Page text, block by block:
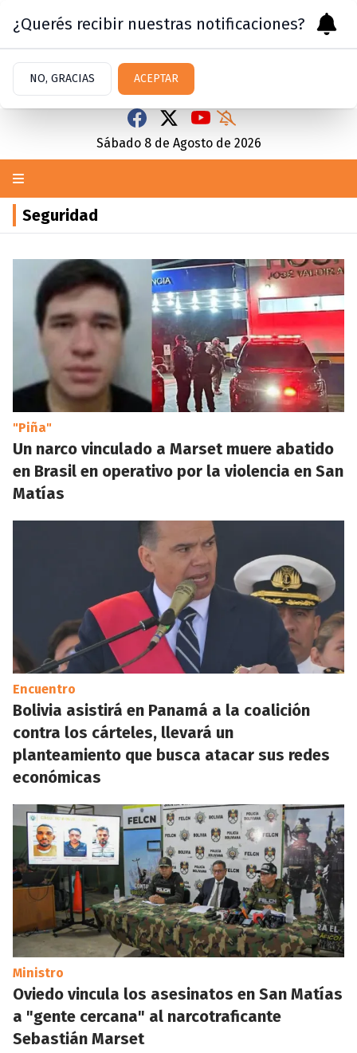
Sábado 8 de Agosto de 2026
Seguridad
"Piña"
Un narco vinculado a Marset muere abatido
en Brasil en operativo por la violencia en San
Matías
Encuentro
Bolivia asistirá en Panamá a la coalición
contra los cárteles, llevará un
planteamiento que busca atacar sus redes
económicas
Ministro
Oviedo vincula los asesinatos en San Matías
a "gente cercana" al narcotraficante
Sebastián Marset
¿Querés recibir nuestras notificaciones?
NO, GRACIAS ACEPTAR